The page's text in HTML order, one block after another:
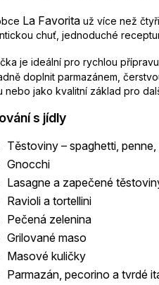
La Favorita už více než
chuť, jednoduché
je ideální pro rychlou
doplnit parmazánem,
nebo jako kvalitní základ pro
s jídly
Těstoviny – spaghetti,
Gnocchi
Lasagne a zapečené
Ravioli a tortellini
Pečená zelenina
Grilované maso
Masové kuličky
Parmazán, pecorino a tvrdé